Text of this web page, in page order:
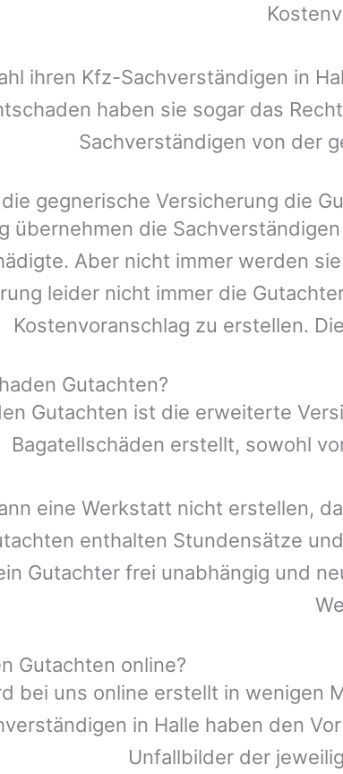
ihren Kfz-Sachverständigen in
haben sie sogar das
Sachverständigen von der
gegnerische Versicherung die
übernehmen die
Aber nicht immer werden
leider nicht immer die
Kostenvoranschlag zu erstellen.
Gutachten?
Gutachten ist die erweiterte
Bagatellschäden erstellt, sowohl
eine Werkstatt nicht erstellen,
enthalten Stundensätze
Gutachter frei unabhängig und
Gutachten online?
bei uns online erstellt in wenigen
in Halle haben den
Unfallbilder der